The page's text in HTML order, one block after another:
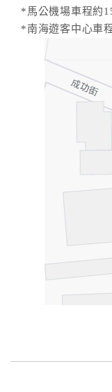
*馬公機場車程約
*南海遊客中心車